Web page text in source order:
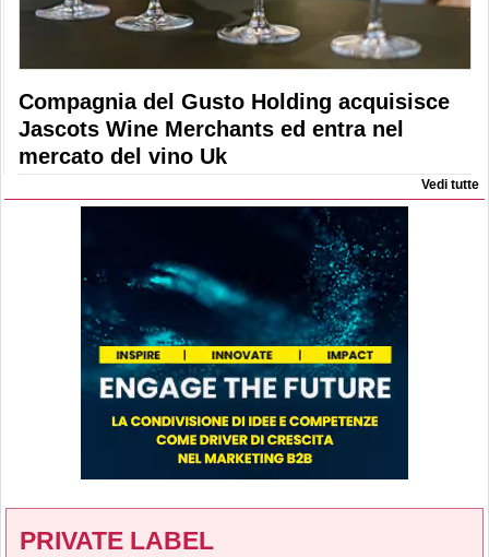
Compagnia del Gusto Holding acquisisce
Jascots Wine Merchants ed entra nel
mercato del vino Uk
Vedi tutte
PRIVATE LABEL